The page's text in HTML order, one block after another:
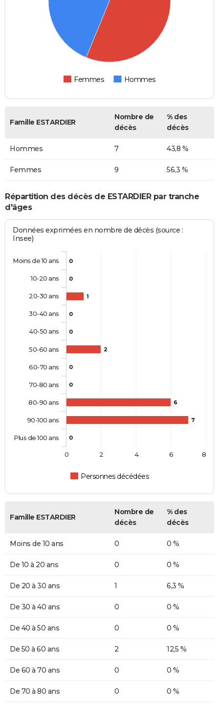
Femmes Hommes
Famille ESTARDIER
Nombre de
décès
% des
décès
Hommes 7 43,8 %
Femmes 9 56,3 %
Répartition des décès de ESTARDIER par tranche
d'âges
Données exprimées en nombre de décès (source :
Insee)
0
0
1
0
0
2
0
0
6
7
0
Personnes décédées
Moins de 10 ans
10-20 ans
20-30 ans
30-40 ans
40-50 ans
50-60 ans
60-70 ans
70-80 ans
80-90 ans
90-100 ans
Plus de 100 ans
0 2 4 6 8
Famille ESTARDIER
Nombre de
décès
% des
décès
Moins de 10 ans 0 0 %
De 10 à 20 ans 0 0 %
De 20 à 30 ans 1 6,3 %
De 30 à 40 ans 0 0 %
De 40 à 50 ans 0 0 %
De 50 à 60 ans 2 12,5 %
De 60 à 70 ans 0 0 %
De 70 à 80 ans 0 0 %